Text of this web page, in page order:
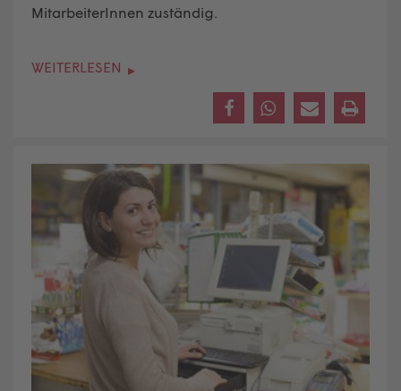
MitarbeiterInnen zuständig.
WEITERLESEN